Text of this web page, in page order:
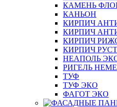
КАМЕНЬ
КАНЬОН
КИРПИЧ
КИРПИЧ
КИРПИЧ
КИРПИЧ
НЕАПОЛЬ
РИГЕЛЬ
ТУФ
ТУФ ЭКО
ФАГОТ ЭКО